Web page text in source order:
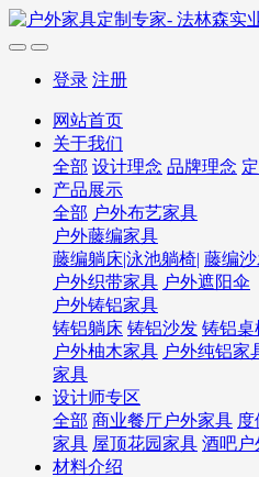
登录 注册
网站首页
关于我们
全部 设计理念 品牌理念
产品展示
全部 户外布艺家具
户外藤编家具
藤编躺床|泳池躺椅| 藤编
户外织带家具 户外遮阳伞
户外铸铝家具
铸铝躺床 铸铝沙发 铸铝桌
户外柚木家具 户外纯铝家
家具
设计师专区
全部 商业餐厅户外家具
家具 屋顶花园家具 酒吧户
材料介绍